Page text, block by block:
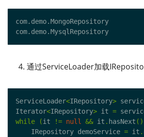
通过ServiceLoader加载
ServiceLoader<IRepository>
Iterator<IRepository> it =
while
(it != null && it . hasNext
    IRepository demoService
= it .